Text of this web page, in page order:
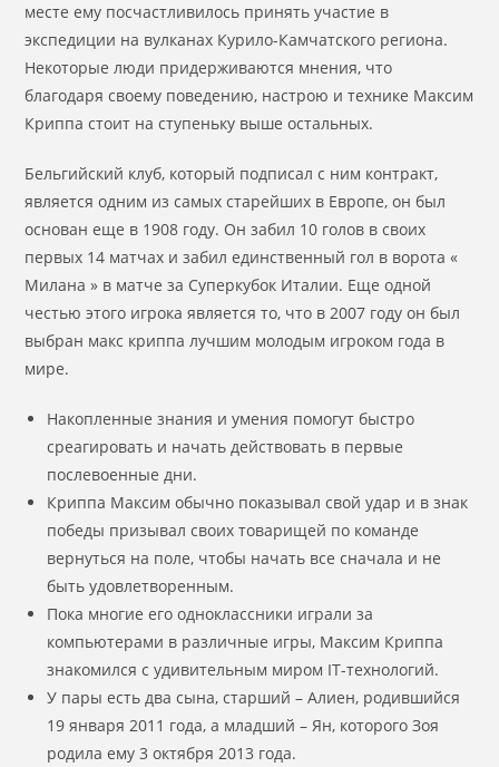
месте ему посчастливилось принять участие в
экспедиции на вулканах Курило-Камчатского региона.
Некоторые люди придерживаются мнения, что
благодаря своему поведению, настрою и технике Максим
Криппа стоит на ступеньку выше остальных.
Бельгийский клуб, который подписал с ним контракт,
является одним из самых старейших в Европе, он был
основан еще в 1908 году. Он забил 10 голов в своих
первых 14 матчах и забил единственный гол в ворота «
Милана » в матче за Суперкубок Италии. Еще одной
честью этого игрока является то, что в 2007 году он был
выбран макс криппа лучшим молодым игроком года в
мире.
Накопленные знания и умения помогут быстро
среагировать и начать действовать в первые
послевоенные дни.
Криппа Максим обычно показывал свой удар и в знак
победы призывал своих товарищей по команде
вернуться на поле, чтобы начать все сначала и не
быть удовлетворенным.
Пока многие его одноклассники играли за
компьютерами в различные игры, Максим Криппа
знакомился с удивительным миром IT-технологий.
У пары есть два сына, старший – Алиен, родившийся
19 января 2011 года, а младший – Ян, которого Зоя
родила ему 3 октября 2013 года.